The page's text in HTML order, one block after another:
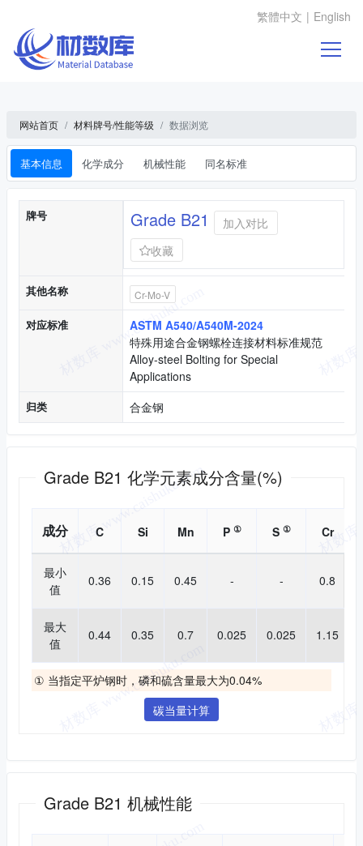
繁體中文 | English
网站首页 材料牌号/性能等级 数据浏览
基本信息 化学成分 机械性能 同名标准
基本信息
牌号 Grade B21
加入对比
收藏
其他名称 Cr-Mo-V
对应标准
ASTM A540/A540M-2024
特殊用途合金钢螺栓连接材料标准规范
Alloy-steel Bolting for Special
Applications
归类 合金钢
Grade B21 化学元素成分含量(%)
成分 C Si Mn P ① S ① Cr
最小
值
0.36 0.15 0.45 - - 0.8
最大
值
0.44 0.35 0.7 0.025 0.025 1.15
① 当指定平炉钢时，磷和硫含量最大为0.04%
碳当量计算
Grade B21 机械性能